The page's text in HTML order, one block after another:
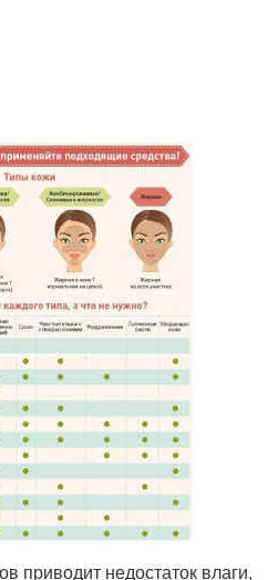
приводит недостаток влаги,